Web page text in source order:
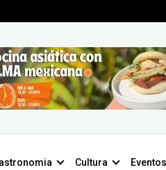
Cultura Eventos